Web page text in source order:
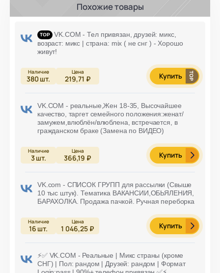
Похожие товары
VK.COM - Тел привязан, друзей: микс,
возраст: микс | страна: mix ( не снг ) - Хорошо
живут!
380 шт. 219,71 ₽ Купить
VK.COM - реальные,Жен 18-35, Высочайшее
качество, таргет семейного положения:женат/
замужем,влюблён/влюблена, встречается, в
гражданском браке (Замена по ВИДЕО)
3шт. 366,19 ₽ Купить
VK.com - СПИСОК ГРУПП для рассылки (Свыше
10 тыс штук). Тематика ВАКАНСИИ,ОБЬЯЛЕНИЯ,
БАРАХОЛКА. Продажа пачкой. Ручная переборка
16 шт. 1 046,25 ₽ Купить
⚡️✅ VK.COM - Реальные | Микс страны (кроме
СНГ) | Пол: рандом | Друзей: рандом | Формат